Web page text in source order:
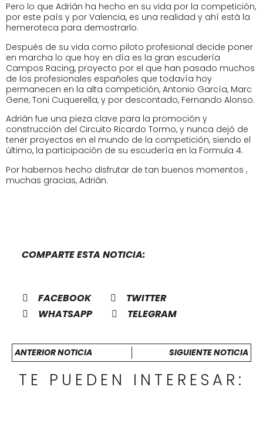
Pero lo que Adrián ha hecho en su vida por la competición,
por este país y por Valencia, es una realidad y ahí está la
hemeroteca para demostrarlo.
Después de su vida como piloto profesional decide poner
en marcha lo que hoy en día es la gran escudería
Campos Racing, proyecto por el que han pasado muchos
de los profesionales españoles que todavía hoy
permanecen en la alta competición, Antonio García, Marc
Gene, Toni Cuquerella, y por descontado, Fernando Alonso.
Adrián fue una pieza clave para la promoción y
construcción del Circuito Ricardo Tormo, y nunca dejó de
tener proyectos en el mundo de la competición, siendo el
último, la participación de su escudería en la Formula 4.
Por habernos hecho disfrutar de tan buenos momentos ,
muchas gracias, Adrián.
COMPARTE ESTA NOTICIA:
FACEBOOK
TWITTER
WHATSAPP
TELEGRAM
ANTERIOR NOTICIA SIGUIENTE NOTICIA
TE PUEDEN INTERESAR: